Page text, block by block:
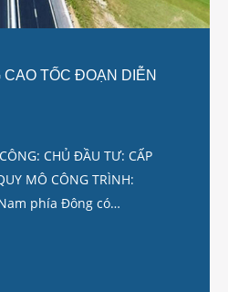
TỐC ĐOẠN DIỄN
CHỦ ĐẦU TƯ: CẤP
MÔ CÔNG TRÌNH:
phía Đông có…